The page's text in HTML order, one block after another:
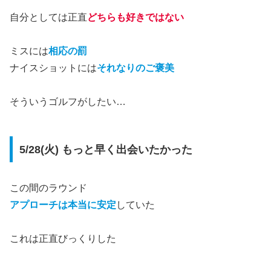
自分としては正直どちらも好きではない
ミスには相応の罰
ナイスショットにはそれなりのご褒美
そういうゴルフがしたい…
5/28(火) もっと早く出会いたかった
この間のラウンド
アプローチは本当に安定 していた
これは正直びっくりした